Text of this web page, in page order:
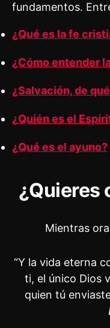
fundamentos.
¿Qué es la fe
¿Cómo entender
¿Salvación, de
¿Quién es el
¿Qué es el ayuno?
¿Quieres
Mientras
“Y la vida eterna
ti, el único Dios
quien tú